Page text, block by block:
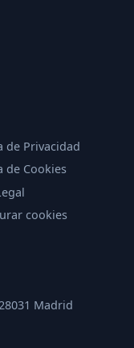
de Privacidad
de Cookies
cookies
Madrid